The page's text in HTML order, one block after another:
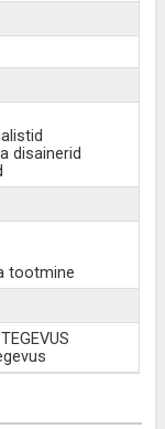
disainerid
tootmine